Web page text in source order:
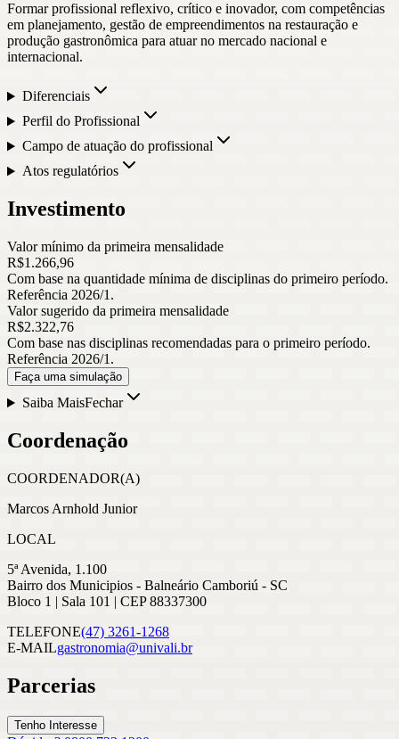
Formar profissional reflexivo, crítico e inovador, com competências
em planejamento, gestão de empreendimentos na restauração e
produção gastronômica para atuar no mercado nacional e
internacional.
Diferenciais
Perfil do Profissional
Campo de atuação do profissional
Atos regulatórios
Investimento
Valor mínimo da primeira mensalidade
R$1.266,96
Com base na quantidade mínima de disciplinas do primeiro período.
Referência 2026/1.
Valor sugerido da primeira mensalidade
R$2.322,76
Com base nas disciplinas recomendadas para o primeiro período.
Referência 2026/1.
Faça uma simulação
Saiba MaisFechar
Coordenação
COORDENADOR(A)
Marcos Arnhold Junior
LOCAL
5ª Avenida, 1.100
Bairro dos Municipios - Balneário Camboriú - SC
Bloco 1 | Sala 101 | CEP 88337300
TELEFONE(47) 3261-1268
E-MAILgastronomia@univali.br
Parcerias
Tenho Interesse